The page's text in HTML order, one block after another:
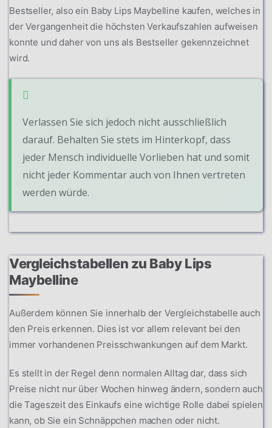
Bestseller, also ein Baby Lips Maybelline kaufen, welches in
der Vergangenheit die höchsten Verkaufszahlen aufweisen
konnte und daher von uns als Bestseller gekennzeichnet
wird.
Verlassen Sie sich jedoch nicht ausschließlich
darauf. Behalten Sie stets im Hinterkopf, dass
jeder Mensch individuelle Vorlieben hat und somit
nicht jeder Kommentar auch von Ihnen vertreten
werden würde.
Vergleichstabellen zu Baby Lips
Maybelline
Außerdem können Sie innerhalb der Vergleichstabelle auch
den Preis erkennen. Dies ist vor allem relevant bei den
immer vorhandenen Preisschwankungen auf dem Markt.
Es stellt in der Regel denn normalen Alltag dar, dass sich
Preise nicht nur über Wochen hinweg ändern, sondern auch
die Tageszeit des Einkaufs eine wichtige Rolle dabei spielen
kann, ob Sie ein Schnäppchen machen oder nicht.